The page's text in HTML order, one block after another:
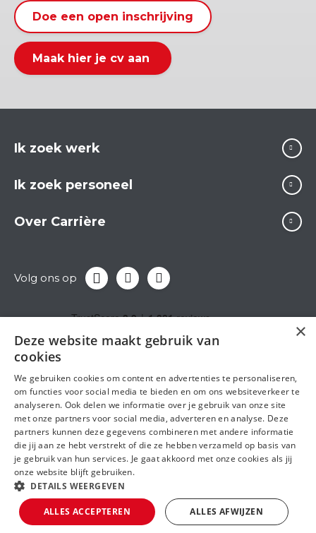
Doe een open inschrijving
Maak hier je cv aan
Zoek & filter 1
Ik zoek werk
Ik zoek personeel
Over Carrière
Volg ons op
Algemene voorwaarden
© 2026 Carrière Uitzendbureau
×
Deze website maakt gebruik van
cookies
We gebruiken cookies om content en advertenties te personaliseren,
om functies voor social media te bieden en om ons websiteverkeer te
analyseren. Ook delen we informatie over je gebruik van onze site
met onze partners voor social media, adverteren en analyse. Deze
partners kunnen deze gegevens combineren met andere informatie
die jij aan ze hebt verstrekt of die ze hebben verzameld op basis van
je gebruik van hun services. Je gaat akkoord met onze cookies als jij
onze website blijft gebruiken.
DETAILS WEERGEVEN
ALLES ACCEPTEREN ALLES AFWIJZEN